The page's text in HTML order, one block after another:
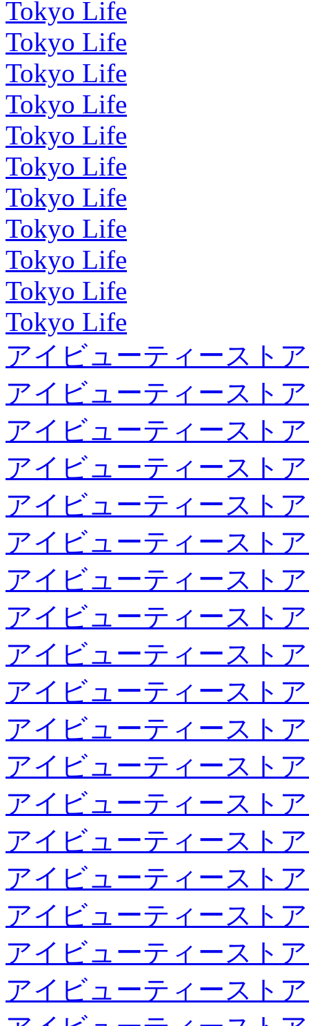
Tokyo Life
Tokyo Life
Tokyo Life
Tokyo Life
Tokyo Life
Tokyo Life
Tokyo Life
Tokyo Life
Tokyo Life
Tokyo Life
Tokyo Life
アイビューティースト
アイビューティースト
アイビューティースト
アイビューティースト
アイビューティースト
アイビューティースト
アイビューティースト
アイビューティースト
アイビューティースト
アイビューティースト
アイビューティースト
アイビューティースト
アイビューティースト
アイビューティースト
アイビューティースト
アイビューティースト
アイビューティースト
アイビューティースト